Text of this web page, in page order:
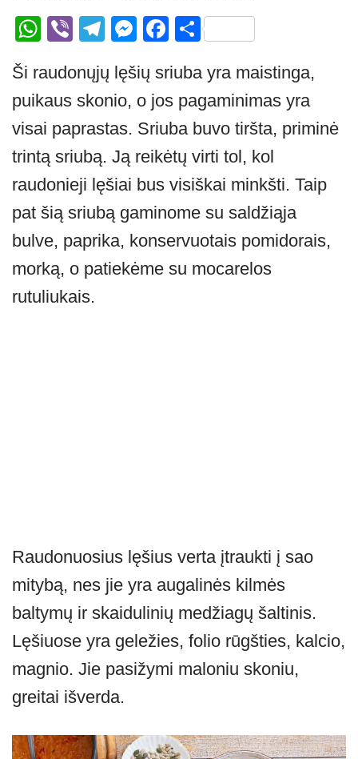
W
at
s
A
p
p
Vi
er
T
e
gr
a
m
M
ss
e
n
g
er
F
c
e
b
o
o
k
S
ar
e
Ši raudonųjų lęšių sriuba yra maistinga,
puikaus skonio, o jos pagaminimas yra
visai paprastas. Sriuba buvo tiršta, priminė
trintą sriubą. Ją reikėtų virti tol, kol
raudonieji lęšiai bus visiškai minkšti. Taip
pat šią sriubą gaminome su saldžiąja
bulve, paprika, konservuotais pomidorais,
morką, o patiekėme su mocarelos
rutuliukais.
Raudonuosius lęšius verta įtraukti į sao
mitybą, nes jie yra augalinės kilmės
baltymų ir skaidulinių medžiagų šaltinis.
Lęšiuose yra geležies, folio rūgšties, kalcio,
magnio. Jie pasižymi maloniu skoniu,
greitai išverda.